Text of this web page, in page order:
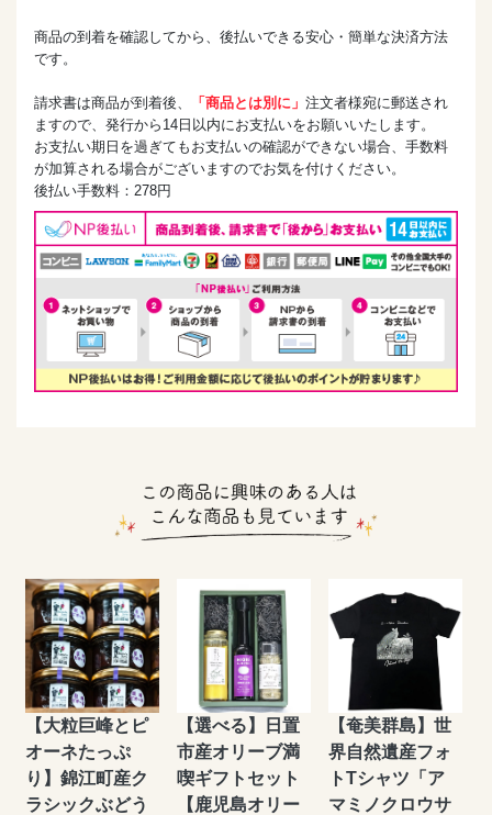
商品の到着を確認してから、後払いできる安心・簡単な決済方法
です。
請求書は商品が到着後、 「商品とは別に」 注文者様宛に郵送され
ますので、発行から14日以内にお支払いをお願いいたします。
お支払い期日を過ぎてもお支払いの確認ができない場合、手数料
が加算される場合がございますのでお気を付けください。
後払い手数料：278円
【大粒巨峰とピ
オーネたっぷ
り】錦江町産ク
ラシックぶどう
【選べる】日置
市産オリーブ満
喫ギフトセット
【鹿児島オリー
【奄美群島】世
界自然遺産フォ
トTシャツ「ア
マミノクロウサ